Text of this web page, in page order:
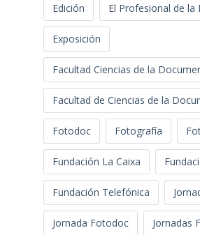
Edición El Profesional de la
Exposición
Facultad Ciencias de la
Facultad de Ciencias de la
Fotodoc Fotografía
Fundación La Caixa
Fundación Telefónica
Jornada Fotodoc Jornadas